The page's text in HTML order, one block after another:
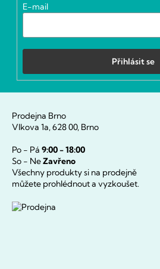
E-mail
Přihlásit se
Prodejna Brno
Vlkova 1a, 628 00, Brno
Po - Pá 9:00 - 18:00
So - NeZavřeno
Všechny produkty si na prodejně
můžete prohlédnout a vyzkoušet.